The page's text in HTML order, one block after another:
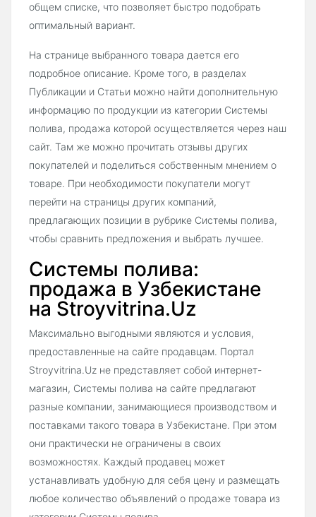
общем списке, что позволяет быстро подобрать
оптимальный вариант.
На странице выбранного товара дается его
подробное описание. Кроме того, в разделах
Публикации и Статьи можно найти дополнительную
информацию по продукции из категории Системы
полива, продажа которой осуществляется через наш
сайт. Там же можно прочитать отзывы других
покупателей и поделиться собственным мнением о
товаре. При необходимости покупатели могут
перейти на страницы других компаний,
предлагающих позиции в рубрике Системы полива,
чтобы сравнить предложения и выбрать лучшее.
Системы полива:
продажа в Узбекистане
на Stroyvitrina.Uz
Максимально выгодными являются и условия,
предоставленные на сайте продавцам. Портал
Stroyvitrina.Uz не представляет собой интернет-
магазин, Системы полива на сайте предлагают
разные компании, занимающиеся производством и
поставками такого товара в Узбекистане. При этом
они практически не ограничены в своих
возможностях. Каждый продавец может
устанавливать удобную для себя цену и размещать
любое количество объявлений о продаже товара из